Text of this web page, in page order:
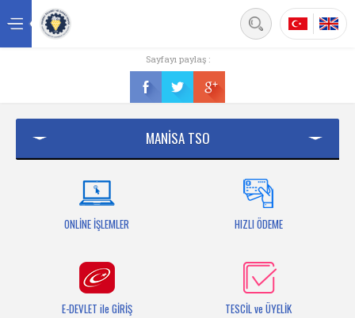
Üyelik
Bilgi Bankası
Sayfayı paylaş :
MANİSA TSO
ONLİNE İŞLEMLER HIZLI ÖDEME
E-DEVLET ile GİRİŞ TESCİL ve ÜYELİK